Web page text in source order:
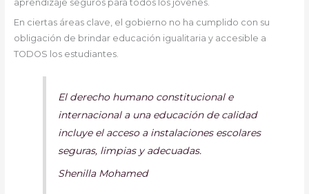
aprendizaje seguros para todos los jóvenes.
En ciertas áreas clave, el gobierno no ha cumplido con su
obligación de brindar educación igualitaria y accesible a
TODOS los estudiantes.
El derecho humano constitucional e
internacional a una educación de calidad
incluye el acceso a instalaciones escolares
seguras, limpias y adecuadas.
Shenilla Mohamed